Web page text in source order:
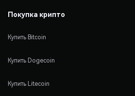
Покупка крипто
Купить Bitcoin
Купить Dogecoin
Купить Litecoin